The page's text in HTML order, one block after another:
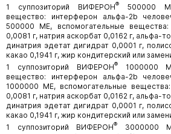
1 суппозиторий ВИФЕРОН®
500000
вещество: интерферон альфа-2b
500000 МЕ, вспомогательные
0,0081 г, натрия аскорбат 0,0162 г, альфа-
динатрия эдетат дигидрат 0,0001 г,
какао 0,1941 г, жир кондитерский или
1 суппозиторий ВИФЕРОН®1000000
вещество: интерферон альфа-2b
1000000 МЕ, вспомогательные
0,0081 г, натрия аскорбат 0,0162 г, альфа-
динатрия эдетат дигидрат 0,0001 г,
какао 0,1941 г, жир кондитерский или
1 суппозиторий ВИФЕРОН®
3000000